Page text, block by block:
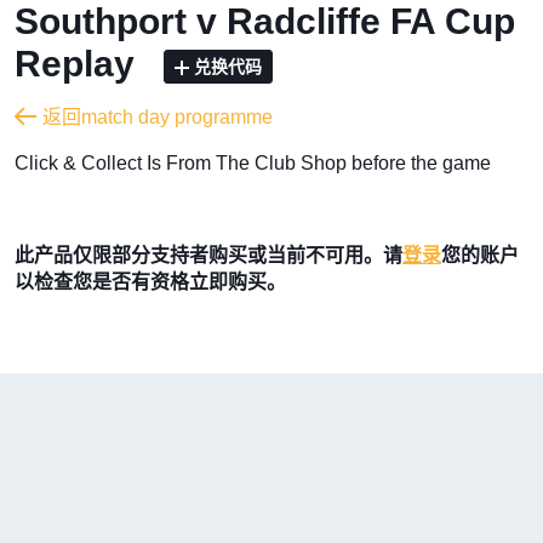
Southport v Radcliffe FA Cup
Replay
兑换代码
返回match day programme
​Click & Collect Is From The Club Shop before the game
此产品仅限部分支持者购买或当前不可用。请登录您的账户
以检查您是否有资格立即购买。